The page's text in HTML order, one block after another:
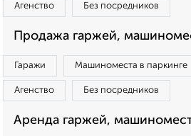
Агенство Без посредников
Продажа гаржей,
Гаражи Машиноместа в паркинге
Агенство Без посредников
Аренда гаржей,